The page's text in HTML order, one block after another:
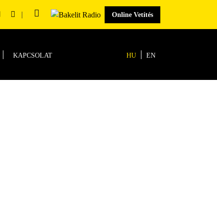
| Online Vetítés
KAPCSOLAT HU EN